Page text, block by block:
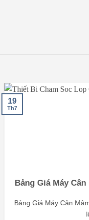
Bảng Giá Máy
Bảng Giá Máy Cân
19
Th7